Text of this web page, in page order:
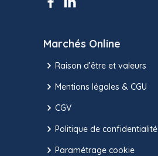
Marchés Online
Raison d’être et valeurs
Mentions légales & CGU
CGV
Politique de confidentialité
Paramétrage cookie